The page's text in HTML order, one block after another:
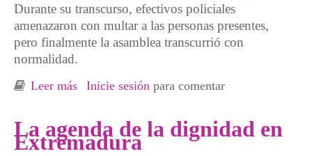
Durante su transcurso, efectivos policiales
amenazaron con multar a las personas presentes,
pero finalmente la asamblea transcurrió con
normalidad.
Leer más sobre Dos nuevos Campamentos Dignidad en
Inicie sesión para comentar
La agenda de la dignidad en
Extremadura